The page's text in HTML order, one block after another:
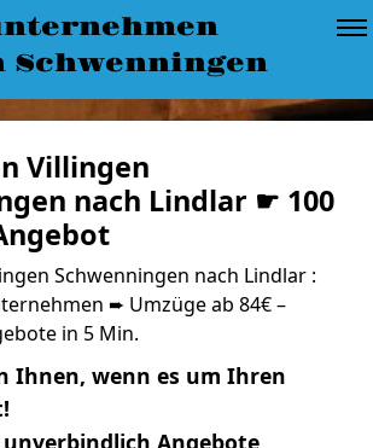
Villingen
nach Lindlar ☛ 100
Schwenningen nach Lindlar :
➨ Umzüge ab 84€ –
in 5 Min.
Ihnen, wenn es um Ihren
unverbindlich Angebote